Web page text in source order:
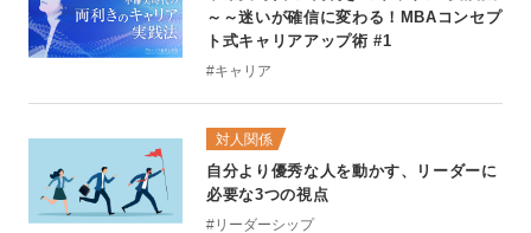
～～迷いが確信に変わる！MBAコンセプ
ト式キャリアアップ術 #1
#キャリア
対人関係
自分より優秀な人を動かす、リーダーに
必要な3つの視点
#リーダーシップ